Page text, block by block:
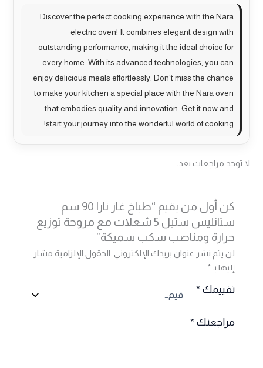
Discover the perfect cooking experience with the Nara
electric oven! It combines elegant design with
outstanding performance, making it the ideal choice for
every home. With its advanced technologies, you can
enjoy delicious meals effortlessly. Don’t miss the chance
to make your kitchen a special place with the Nara oven
that embodies quality and innovation. Get it now and
start your journey into the wonderful world of cooking!
لا توجد مراجعات بعد.
كن أول من يقيم “طباخ غاز نارا 90 سم
ستانليس ستيل 5 شعلات مع مروحة توزيع
حرارة ومناصب سكب سميكة”
لن يتم نشر عنوان بريدك الإلكتروني. الحقول الإلزامية مشار
إليها بـ *
تقييمك *
مراجعتك *